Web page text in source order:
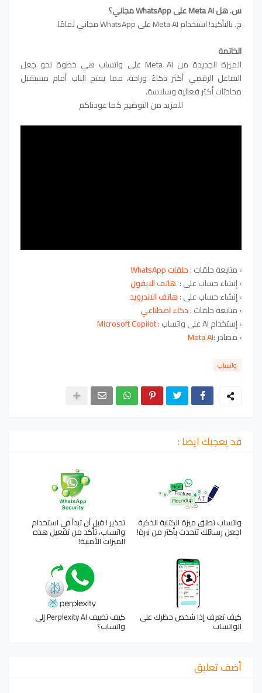
س. هل Meta AI على WhatsApp مجاني؟
ج. بالتأكيد! استخدام Meta AI على WhatsApp مجاني تمامًا.
الخاتمة
الميزة الجديدة من Meta AI على واتساب هي خطوة نحو جعل
التفاعل الرقمي أكثر ذكاءً وراحة، مما يفتح الباب أمام مستقبل
محادثات أكثر فعالية وسلاسة.
للمزيد من التوضيح كما عودناكم
› متابعة حلقات :حلقات WhatsApp
›إنشاء حساب على : هاتف الايفون
›إنشاء حساب على:هاتف الاندرويد
› متابعة حلقات:ذكاء اصطناعي
› إستخدام AI على واتساب :
Microsoft Copilot
›مصادر :Meta AI
واتساب
قد يعجبك ايضا :
واتساب تطلق ميزة الكتابة الذكية
اجعل رسائلك تتحدث بأكثر من نبرة!
تحذير ! قبل أن تبدأ في استخدام
واتساب، تأكد من تفعيل هذه
الميزات الأمنية!
كيف تعرف إذا شخص حظرك على
الواتساب
كيف تضيف Perplexity AI إلى
واتساب؟
أضف تعليق